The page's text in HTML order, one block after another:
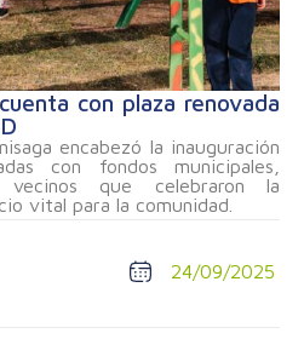
con plaza renovada
encabezó la inauguración
con fondos municipales,
que celebraron la
vital para la comunidad.
24/09/2025